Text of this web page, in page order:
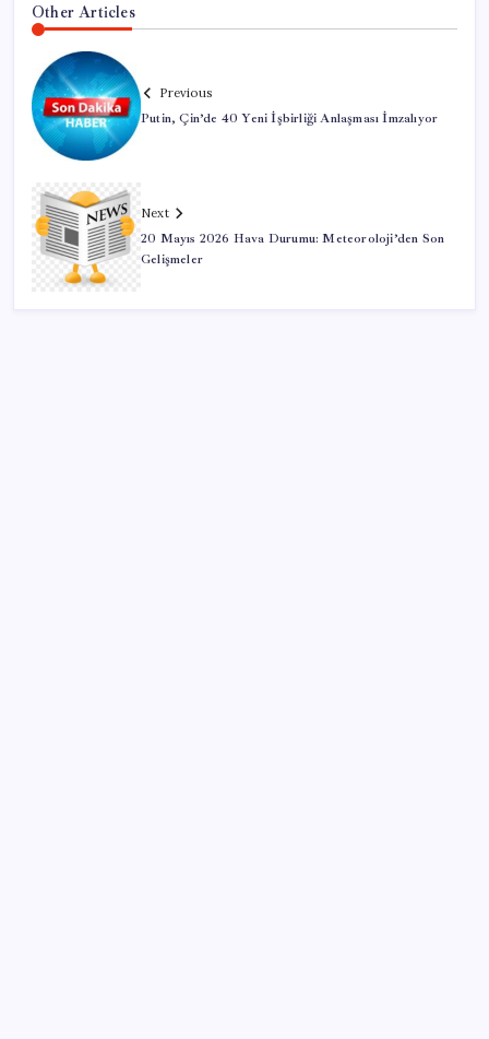
Other Articles
Previous
Putin, Çin’de 40 Yeni İşbirliği Anlaşması İmzalıyor
Next
20 Mayıs 2026 Hava Durumu: Meteoroloji’den Son
Gelişmeler